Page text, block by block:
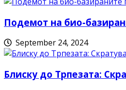
Подемот на био-
September 24, 2024
Блиску до Трпезата: